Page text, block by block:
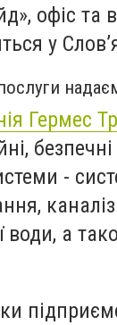
офіс та
у
Гермес
-
води, а